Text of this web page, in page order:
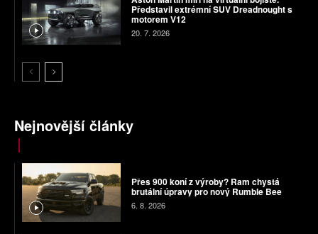
Představil extrémní SUV Dreadnought s
motorem V12
20. 7. 2026
Nejnovější články
Přes 900 koní z výroby? Ram chystá
brutální úpravy pro nový Rumble Bee
6. 8. 2026